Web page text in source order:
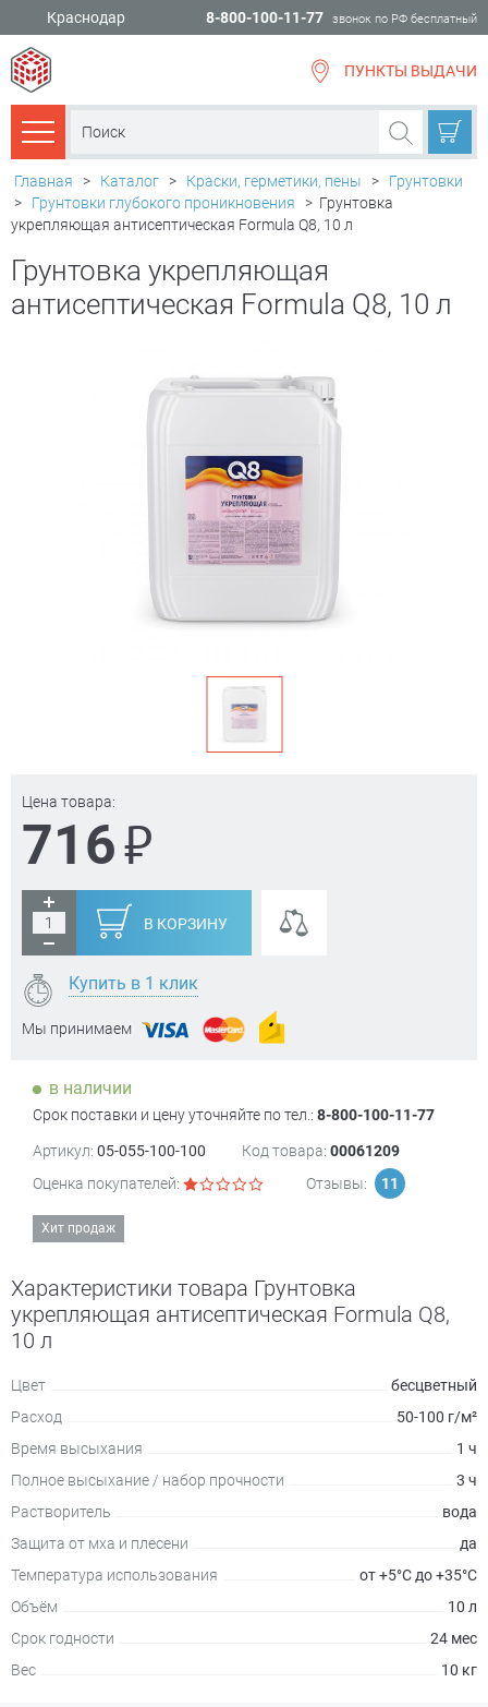
Краснодар 8-800-100-11-77 звонок по РФ бесплатный
ПУНКТЫ ВЫДАЧИ
Каталог товаров
Главная > Каталог > Краски, герметики, пены >
Грунтовки
>
Грунтовки глубокого проникновения > Грунтовка
укрепляющая антисептическая Formula Q8, 10 л
Грунтовка укрепляющая
антисептическая Formula Q8, 10 л
Цена товара:
716₽
В КОРЗИНУ
Купить в 1 клик
Мы принимаем
в наличии
Срок поставки и цену уточняйте по тел.: 8-800-100-11-77
Артикул: 05-055-100-100 Код товара: 00061209
Оценка покупателей:
Отзывы: 11
Хит продаж
Характеристики товара Грунтовка
укрепляющая антисептическая Formula Q8,
10 л
Цвет
бесцветный
Расход
50-100 г/м²
Время высыхания
1 ч
Полное высыхание / набор прочности
3 ч
Растворитель
вода
Защита от мха и плесени
да
Температура использования
от +5°С до +35°С
Объём
10 л
Срок годности
24 мес
Вес
10 кг